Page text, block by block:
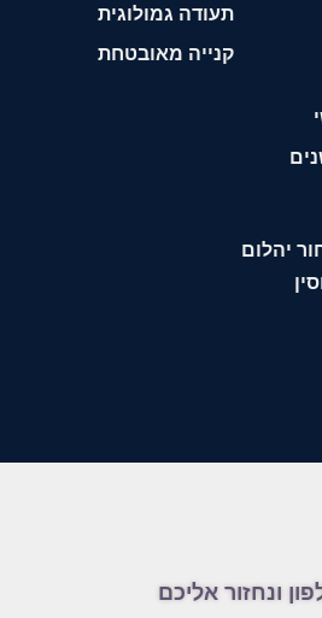
תעודה גמולוגית
קנייה מאובטחת
יהלום
ונחזור אליכם